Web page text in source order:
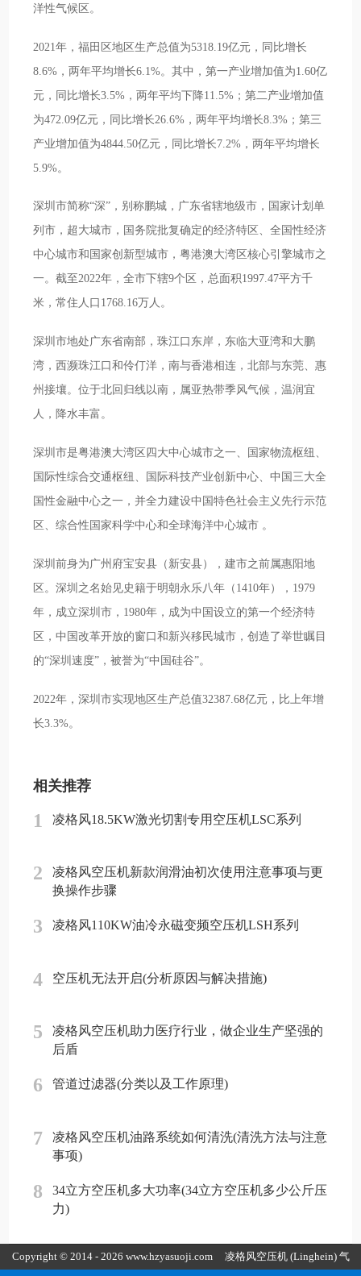
洋性气候区。
2021年，福田区地区生产总值为5318.19亿元，同比增长
8.6%，两年平均增长6.1%。其中，第一产业增加值为1.60亿
元，同比增长3.5%，两年平均下降11.5%；第二产业增加值
为472.09亿元，同比增长26.6%，两年平均增长8.3%；第三
产业增加值为4844.50亿元，同比增长7.2%，两年平均增长
5.9%。
深圳市简称“深”，别称鹏城，广东省辖地级市，国家计划单
列市，超大城市，国务院批复确定的经济特区、全国性经济
中心城市和国家创新型城市，粤港澳大湾区核心引擎城市之
一。截至2022年，全市下辖9个区，总面积1997.47平方千
米，常住人口1768.16万人。
深圳市地处广东省南部，珠江口东岸，东临大亚湾和大鹏
湾，西濒珠江口和伶仃洋，南与香港相连，北部与东莞、惠
州接壤。位于北回归线以南，属亚热带季风气候，温润宜
人，降水丰富。
深圳市是粤港澳大湾区四大中心城市之一、国家物流枢纽、
国际性综合交通枢纽、国际科技产业创新中心、中国三大全
国性金融中心之一，并全力建设中国特色社会主义先行示范
区、综合性国家科学中心和全球海洋中心城市 。
深圳前身为广州府宝安县（新安县），建市之前属惠阳地
区。深圳之名始见史籍于明朝永乐八年（1410年），1979
年，成立深圳市，1980年，成为中国设立的第一个经济特
区，中国改革开放的窗口和新兴移民城市，创造了举世瞩目
的“深圳速度”，被誉为“中国硅谷”。
2022年，深圳市实现地区生产总值32387.68亿元，比上年增
长3.3%。
相关推荐
1 凌格风18.5KW激光切割专用空压机LSC系列
2
凌格风空压机新款润滑油初次使用注意事项与更
换操作步骤
3 凌格风110KW油冷永磁变频空压机LSH系列
4 空压机无法开启(分析原因与解决措施)
5
凌格风空压机助力医疗行业，做企业生产坚强的
后盾
6 管道过滤器(分类以及工作原理)
7
凌格风空压机油路系统如何清洗(清洗方法与注意
事项)
8
34立方空压机多大功率(34立方空压机多少公斤压
力)
Copyright © 2014 - 2026 www.hzyasuoji.com 凌格风空压机 (Linghein) 气